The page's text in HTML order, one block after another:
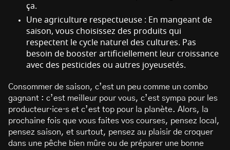
ça.
Une agriculture respectueuse : En mangeant de
saison, vous choisissez des produits qui
respectent le cycle naturel des cultures. Pas
besoin de booster artificiellement leur croissance
avec des pesticides ou autres joyeusetés.
Consommer de saison, c’est un peu comme un combo
gagnant : c’est meilleur pour vous, c’est sympa pour les
producteur·ice·s et c’est top pour la planète. Alors, la
prochaine fois que vous faites vos courses, pensez local,
pensez saison, et surtout, pensez au plaisir de croquer
dans une pêche bien mûre ou de préparer une bonne